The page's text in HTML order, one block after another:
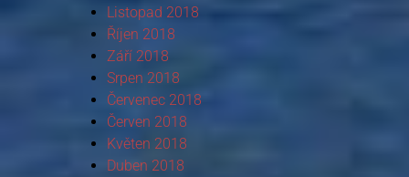
Listopad 2018
Říjen 2018
Září 2018
Srpen 2018
Červenec 2018
Červen 2018
Květen 2018
Duben 2018